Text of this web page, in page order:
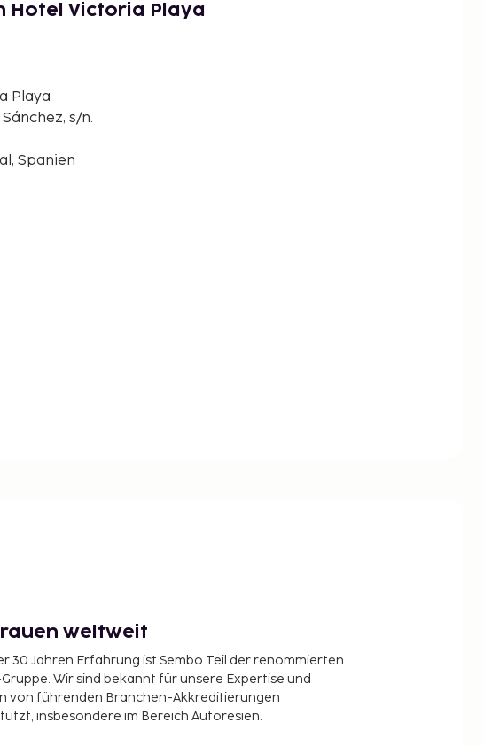
Hotel Victoria Playa
Playa
s/n.
Spanien
weltweit
30 Jahren Erfahrung ist Sembo Teil der renommierten
Wir sind bekannt für unsere Expertise und
von führenden Branchen-Akkreditierungen
insbesondere im Bereich Autoresien.